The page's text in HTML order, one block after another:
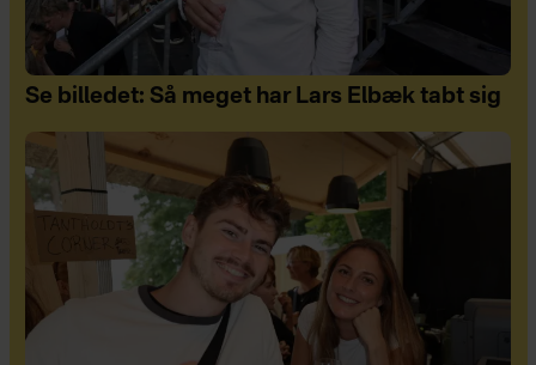
Se billedet: Så meget har Lars Elbæk tabt sig